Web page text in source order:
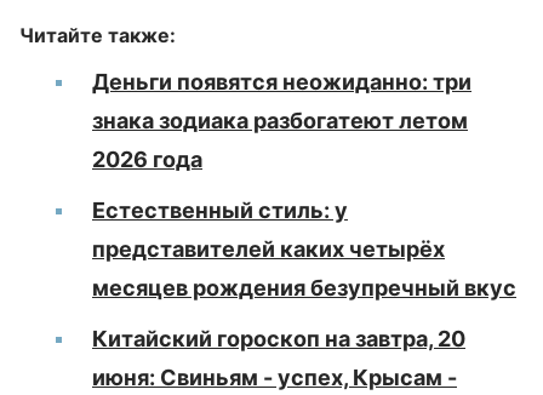
Читайте также:
Деньги появятся неожиданно: три
знака зодиака разбогатеют летом
2026 года
Естественный стиль: у
представителей каких четырёх
месяцев рождения безупречный вкус
Китайский гороскоп на завтра, 20
июня: Свиньям - успех, Крысам -